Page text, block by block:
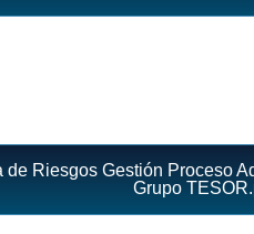
de Riesgos Gestión Proceso
Grupo